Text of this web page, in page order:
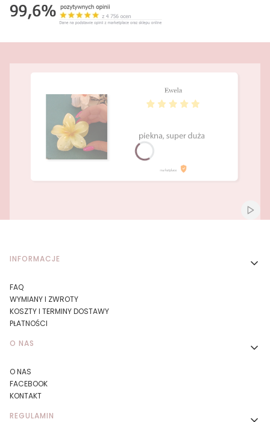
Linki w stopce
INFORMACJE
FAQ
WYMIANY I ZWROTY
KOSZTY I TERMINY DOSTAWY
PŁATNOŚCI
O NAS
O NAS
FACEBOOK
KONTAKT
REGULAMIN